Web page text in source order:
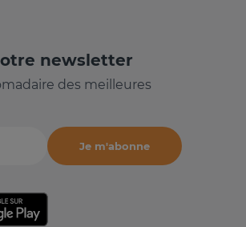
newsletter
des meilleures
Je m'abonne